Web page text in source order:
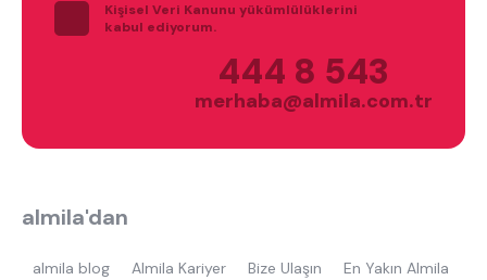
Kişisel Veri Kanunu yükümlülüklerini
kabul ediyorum.
444 8 543
merhaba@almila.com.tr
almila'dan
almila blog Almila Kariyer Bize Ulaşın En Yakın Almila